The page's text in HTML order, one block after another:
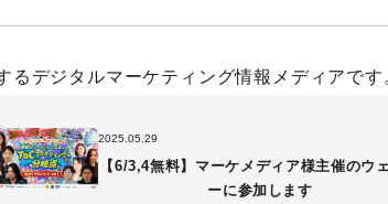
るデジタルマーケティング情報メディアです
2025.05.29
【6/3,4無料】マーケメディア様主催のウ
ーに参加します